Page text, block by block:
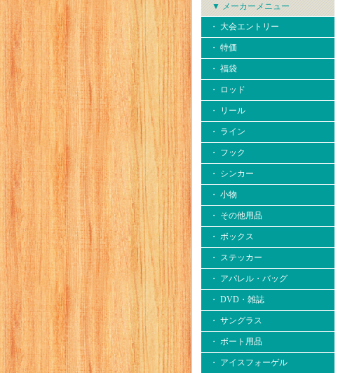
▼ メーカーメニュー
・ 大会エントリー
・ 特価
・ 福袋
・ ロッド
・ リール
・ ライン
・ フック
・ シンカー
・ 小物
・ その他用品
・ ボックス
・ ステッカー
・ アパレル・バッグ
・ DVD・雑誌
・ サングラス
・ ボート用品
・ アイスフォーゲル